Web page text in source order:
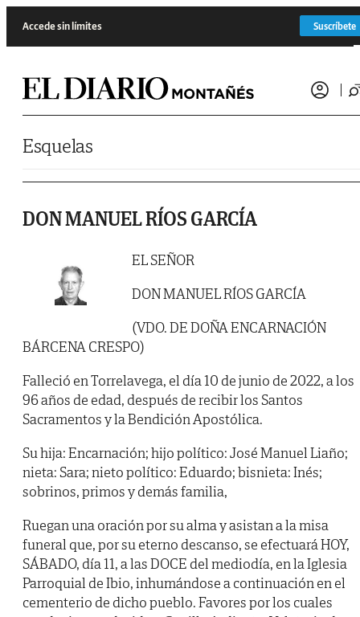
Accede sin límites Suscríbete
Esquelas
DON MANUEL RÍOS GARCÍA
EL SEÑOR
DON MANUEL RÍOS GARCÍA
(VDO. DE DOÑA ENCARNACIÓN
BÁRCENA CRESPO)
Falleció en Torrelavega, el día 10 de junio de 2022, a los
96 años de edad, después de recibir los Santos
Sacramentos y la Bendición Apostólica.
Su hija: Encarnación; hijo político: José Manuel Liaño;
nieta: Sara; nieto político: Eduardo; bisnieta: Inés;
sobrinos, primos y demás familia,
Ruegan una oración por su alma y asistan a la misa
funeral que, por su eterno descanso, se efectuará HOY,
SÁBADO, día 11, a las DOCE del mediodía, en la Iglesia
Parroquial de Ibio, inhumándose a continuación en el
cementerio de dicho pueblo. Favores por los cuales